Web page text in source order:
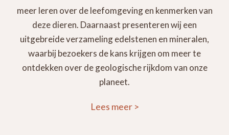
meer leren over de leefomgeving en kenmerken van
deze dieren. Daarnaast presenteren wij een
uitgebreide verzameling edelstenen en mineralen,
waarbij bezoekers de kans krijgen om meer te
ontdekken over de geologische rijkdom van onze
planeet.
Lees meer >